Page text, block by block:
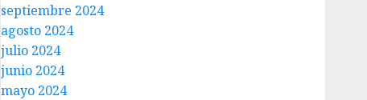
septiembre 2024
agosto 2024
julio 2024
junio 2024
mayo 2024